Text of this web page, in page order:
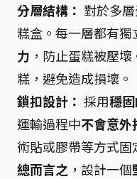
分層結構： 對於多
糕盒。每一層都有
力 ，防止蛋糕被壓
糕，避免造成損壞。
鎖扣設計： 採用穩
運輸過程中不會意外
術貼或膠帶等方式固
總而言之 ，設計一個